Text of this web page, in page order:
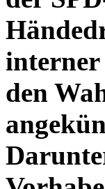
interner
den